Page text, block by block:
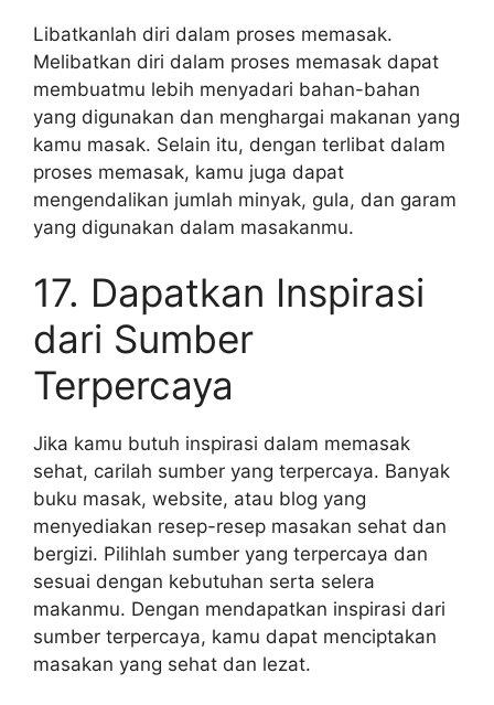
Libatkanlah diri dalam proses memasak.
Melibatkan diri dalam proses memasak dapat
membuatmu lebih menyadari bahan-bahan
yang digunakan dan menghargai makanan yang
kamu masak. Selain itu, dengan terlibat dalam
proses memasak, kamu juga dapat
mengendalikan jumlah minyak, gula, dan garam
yang digunakan dalam masakanmu.
17. Dapatkan Inspirasi
dari Sumber
Terpercaya
Jika kamu butuh inspirasi dalam memasak
sehat, carilah sumber yang terpercaya. Banyak
buku masak, website, atau blog yang
menyediakan resep-resep masakan sehat dan
bergizi. Pilihlah sumber yang terpercaya dan
sesuai dengan kebutuhan serta selera
makanmu. Dengan mendapatkan inspirasi dari
sumber terpercaya, kamu dapat menciptakan
masakan yang sehat dan lezat.